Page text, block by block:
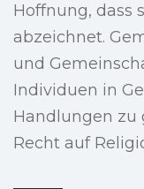
Hoffnung, dass
abzeichnet.
und
Individuen in
Handlungen zu
Recht auf